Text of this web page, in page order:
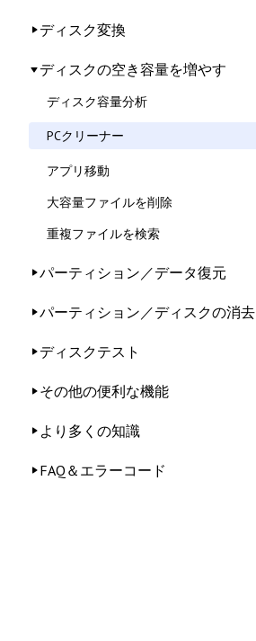
ディスク変換
ディスクの空き容量を増やす
ディスク容量分析
PCクリーナー
アプリ移動
大容量ファイルを削除
重複ファイルを検索
パーティション／データ復元
パーティション／ディスクの消去
ディスクテスト
その他の便利な機能
より多くの知識
FAQ＆エラーコード